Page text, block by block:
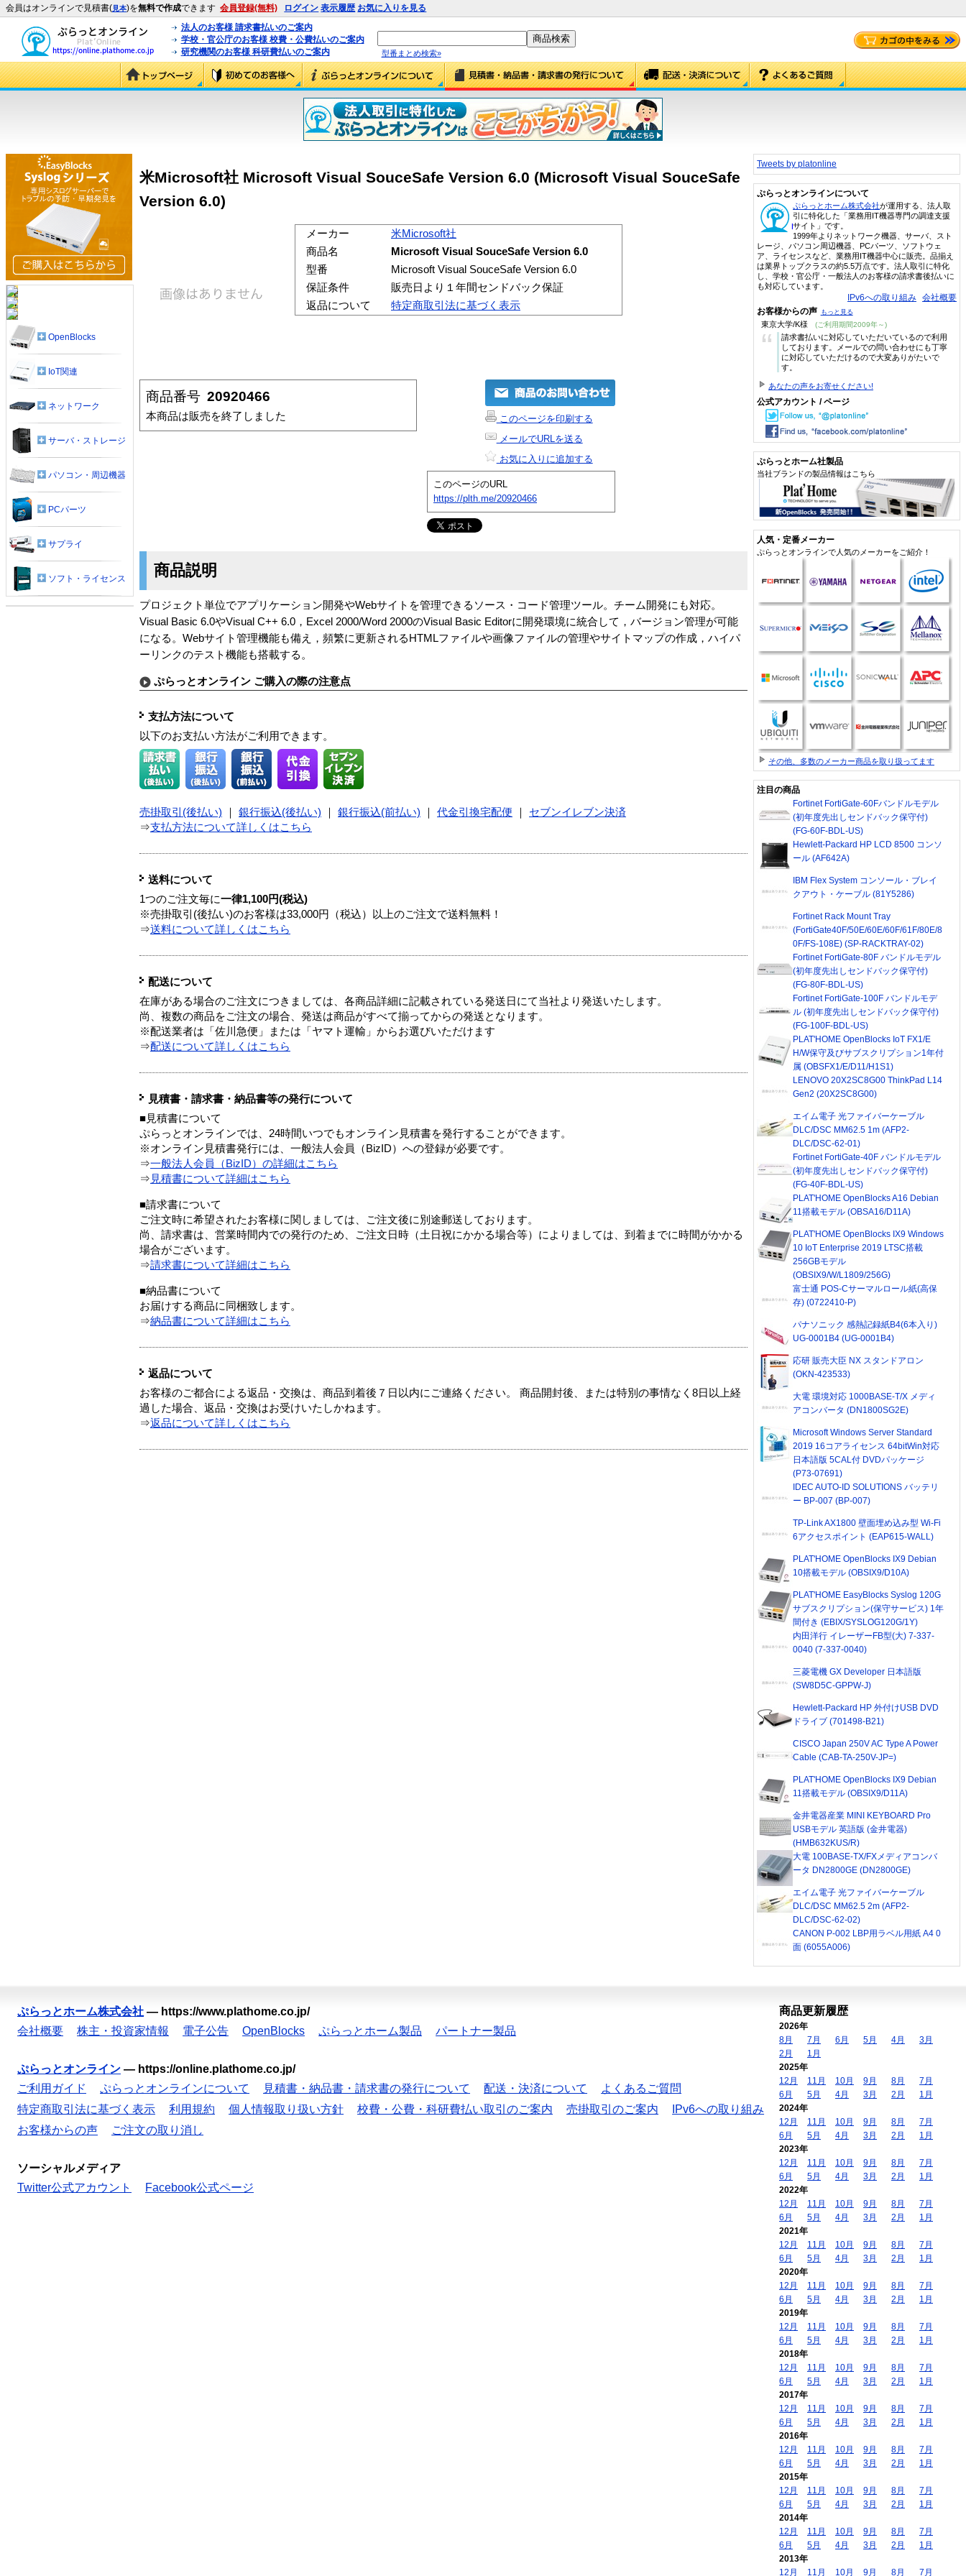
会員はオンラインで見積書(見本)を無料で作成できます 会員登録(無料) ログイン 表示履歴 お気に入りを見る
法人のお客様 請求書払いのご案内
学校・官公庁のお客様 校費・公費払いのご案内
研究機関のお客様 科研費払いのご案内
型番まとめ検索»
米Microsoft社 Microsoft Visual SouceSafe Version 6.0 (Microsoft Visual SouceSafe
Version 6.0)
メーカー
米Microsoft社
商品名
Microsoft Visual SouceSafe Version 6.0
型番
Microsoft Visual SouceSafe Version 6.0
保証条件
販売日より１年間センドバック保証
返品について
特定商取引法に基づく表示
商品番号 20920466
本商品は販売を終了しました
このページを印刷する
メールでURLを送る
お気に入りに追加する
このページのURL
https://plth.me/20920466
商品説明
プロジェクト単位でアプリケーション開発やWebサイトを管理できるソース・コード管理ツール。チーム開発にも対応。
Visual Basic 6.0やVisual C++ 6.0，Excel 2000/Word 2000のVisual Basic Editorに開発環境に統合して，バージョン管理が可能
になる。Webサイト管理機能も備え，頻繁に更新されるHTMLファイルや画像ファイルの管理やサイトマップの作成，ハイパ
ーリンクのテスト機能も搭載する。
ぷらっとオンライン ご購入の際の注意点
支払方法について
以下のお支払い方法がご利用できます。
売掛取引(後払い) 銀行振込(後払い) 銀行振込(前払い) 代金引換宅配便
セブンイレブン決済
⇒支払方法について詳しくはこちら
送料について
1つのご注文毎に一律1,100円(税込)
※売掛取引(後払い)のお客様は33,000円（税込）以上のご注文で送料無料！
⇒送料について詳しくはこちら
配送について
在庫がある場合のご注文につきましては、各商品詳細に記載されている発送日にて当社より発送いたします。
尚、複数の商品をご注文の場合、発送は商品がすべて揃ってからの発送となります。
※配送業者は「佐川急便」または「ヤマト運輸」からお選びいただけます
⇒配送について詳しくはこちら
見積書・請求書・納品書等の発行について
■見積書について
ぷらっとオンラインでは、24時間いつでもオンライン見積書を発行することができます。
※オンライン見積書発行には、一般法人会員（BizID）への登録が必要です。
⇒一般法人会員（BizID）の詳細はこちら
⇒ 見積書について詳細はこちら
■請求書について
ご注文時に希望されたお客様に関しましては、ご注文後に別途郵送しております。
尚、請求書は、営業時間内での発行のため、ご注文日時（土日祝にかかる場合等）によりましては、到着までに時間がかかる
場合がございます。
⇒請求書について詳細はこちら
■納品書について
お届けする商品に同梱致します。
⇒納品書について詳細はこちら
返品について
お客様のご都合による返品・交換は、商品到着後７日以内にご連絡ください。 商品開封後、または特別の事情なく8日以上経
過した場合、返品・交換はお受けいたしかねます。
⇒返品について詳しくはこちら
OpenBlocks
IoT関連
ネットワーク
サーバ・ストレージ
パソコン・周辺機器
PCパーツ
サプライ
ソフト・ライセンス
Tweets by platonline
ぷらっとオンラインについて
ぷらっとホーム株式会社が運用する、法人取
引に特化した「業務用IT機器専門の調達支援
サイト」です。
1999年よりネットワーク機器、サーバ、スト
レージ、パソコン周辺機器、PCパーツ、ソフトウェ
ア、ライセンスなど、業務用IT機器中心に販売。品揃え
は業界トップクラスの約5.5万点です。法人取引に特化
し、学校・官公庁・一般法人のお客様の請求書後払いに
も対応しています。
IPv6への取り組み 会社概要
お客様からの声 もっと見る
東京大学/K様 (ご利用期間2009年～)
“
請求書払いに対応していただいているので利用
しております。メールでの問い合わせにも丁寧
に対応していただけるので大変ありがたいで
す。
あなたの声をお寄せください!
公式アカウント / ページ
ぷらっとホーム社製品
当社ブランドの製品情報はこちら
人気・定番メーカー
ぷらっとオンラインで人気のメーカーをご紹介！
その他、多数のメーカー商品を取り扱ってます
注目の商品
Fortinet FortiGate-60Fバンドルモデル
(初年度先出しセンドバック保守付)
(FG-60F-BDL-US)
Hewlett-Packard HP LCD 8500 コンソ
ール (AF642A)
IBM Flex System コンソール・ブレイ
クアウト・ケーブル (81Y5286)
Fortinet Rack Mount Tray
(FortiGate40F/50E/60E/60F/61F/80E/8
0F/FS-108E) (SP-RACKTRAY-02)
Fortinet FortiGate-80F バンドルモデル
(初年度先出しセンドバック保守付)
(FG-80F-BDL-US)
Fortinet FortiGate-100F バンドルモデ
ル (初年度先出しセンドバック保守付)
(FG-100F-BDL-US)
PLAT'HOME OpenBlocks IoT FX1/E
H/W保守及びサブスクリプション1年付
属 (OBSFX1/E/D11/H1S1)
LENOVO 20X2SC8G00 ThinkPad L14
Gen2 (20X2SC8G00)
エイム電子 光ファイバーケーブル
DLC/DSC MM62.5 1m (AFP2-
DLC/DSC-62-01)
Fortinet FortiGate-40F バンドルモデル
(初年度先出しセンドバック保守付)
(FG-40F-BDL-US)
PLAT'HOME OpenBlocks A16 Debian
11搭載モデル (OBSA16/D11A)
PLAT'HOME OpenBlocks IX9 Windows
10 IoT Enterprise 2019 LTSC搭載
256GBモデル
(OBSIX9/W/L1809/256G)
富士通 POS-Cサーマルロール紙(高保
存) (0722410-P)
パナソニック 感熱記録紙B4(6本入り)
UG-0001B4 (UG-0001B4)
応研 販売大臣 NX スタンドアロン
(OKN-423533)
大電 環境対応 1000BASE-T/X メディ
アコンバータ (DN1800SG2E)
Microsoft Windows Server Standard
2019 16コアライセンス 64bitWin対応
日本語版 5CAL付 DVDパッケージ
(P73-07691)
IDEC AUTO-ID SOLUTIONS バッテリ
ー BP-007 (BP-007)
TP-Link AX1800 壁面埋め込み型 Wi-Fi
6アクセスポイント (EAP615-WALL)
PLAT'HOME OpenBlocks IX9 Debian
10搭載モデル (OBSIX9/D10A)
PLAT'HOME EasyBlocks Syslog 120G
サブスクリプション(保守サービス) 1年
間付き (EBIX/SYSLOG120G/1Y)
内田洋行 イレーザーFB型(大) 7-337-
0040 (7-337-0040)
三菱電機 GX Developer 日本語版
(SW8D5C-GPPW-J)
Hewlett-Packard HP 外付けUSB DVD
ドライブ (701498-B21)
CISCO Japan 250V AC Type A Power
Cable (CAB-TA-250V-JP=)
PLAT'HOME OpenBlocks IX9 Debian
11搭載モデル (OBSIX9/D11A)
金井電器産業 MINI KEYBOARD Pro
USBモデル 英語版 (金井電器)
(HMB632KUS/R)
大電 100BASE-TX/FXメディアコンバ
ータ DN2800GE (DN2800GE)
エイム電子 光ファイバーケーブル
DLC/DSC MM62.5 2m (AFP2-
DLC/DSC-62-02)
CANON P-002 LBP用ラベル用紙 A4 0
面 (6055A006)
ぷらっとホーム株式会社 — https://www.plathome.co.jp/
会社概要
株主・投資家情報 電子公告 OpenBlocks ぷらっとホーム製品 パートナー製品
ぷらっとオンライン — https://online.plathome.co.jp/
ご利用ガイド
ぷらっとオンラインについて 見積書・納品書・請求書の発行について 配送・決済について
よくあるご質問
特定商取引法に基づく表示
利用規約 個人情報取り扱い方針 校費・公費・科研費払い取引のご案内 売掛取引のご案内
IPv6への取り組み
お客様からの声
ご注文の取り消し
ソーシャルメディア
Twitter公式アカウント
Facebook公式ページ
商品更新履歴
2026年
8月
7月 6月 5月 4月
3月
2月
1月
2025年
12月
11月 10月 9月 8月
7月
6月
5月 4月 3月 2月
1月
2024年
12月
11月 10月 9月 8月
7月
6月
5月 4月 3月 2月
1月
2023年
12月
11月 10月 9月 8月
7月
6月
5月 4月 3月 2月
1月
2022年
12月
11月 10月 9月 8月
7月
6月
5月 4月 3月 2月
1月
2021年
12月
11月 10月 9月 8月
7月
6月
5月 4月 3月 2月
1月
2020年
12月
11月 10月 9月 8月
7月
6月
5月 4月 3月 2月
1月
2019年
12月
11月 10月 9月 8月
7月
6月
5月 4月 3月 2月
1月
2018年
12月
11月 10月 9月 8月
7月
6月
5月 4月 3月 2月
1月
2017年
12月
11月 10月 9月 8月
7月
6月
5月 4月 3月 2月
1月
2016年
12月
11月 10月 9月 8月
7月
6月
5月 4月 3月 2月
1月
2015年
12月
11月 10月 9月 8月
7月
6月
5月 4月 3月 2月
1月
2014年
12月
11月 10月 9月 8月
7月
6月
5月 4月 3月 2月
1月
2013年
12月
11月 10月 9月 8月 7月